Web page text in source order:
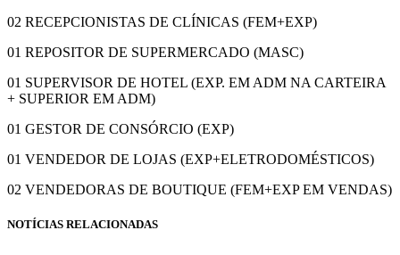
02 RECEPCIONISTAS DE CLÍNICAS (FEM+EXP)
01 REPOSITOR DE SUPERMERCADO (MASC)
01 SUPERVISOR DE HOTEL (EXP. EM ADM NA CARTEIRA
+ SUPERIOR EM ADM)
01 GESTOR DE CONSÓRCIO (EXP)
01 VENDEDOR DE LOJAS (EXP+ELETRODOMÉSTICOS)
02 VENDEDORAS DE BOUTIQUE (FEM+EXP EM VENDAS)
NOTÍCIAS RELACIONADAS